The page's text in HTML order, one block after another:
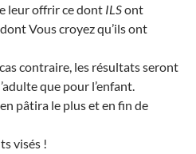
leur offrir ce dont ILSont
Vous croyez qu’ils ont
contraire, les résultats seront
que pour l’enfant.
pâtira le plus et en fin de
visés !